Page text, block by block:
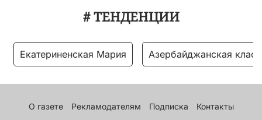
# ТЕНДЕНЦИИ
Екатериненская Мария Азербайджанская
О газете Рекламодателям Подписка Контакты